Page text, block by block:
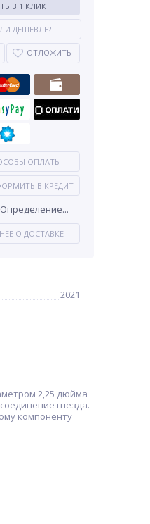
В 1 КЛИК
ДЕШЕВЛЕ?
ОТЛОЖИТЬ
ОПЛАТЫ
В КРЕДИТ
Определение...
О ДОСТАВКЕ
2021
2,25 дюйма
гнезда.
компоненту